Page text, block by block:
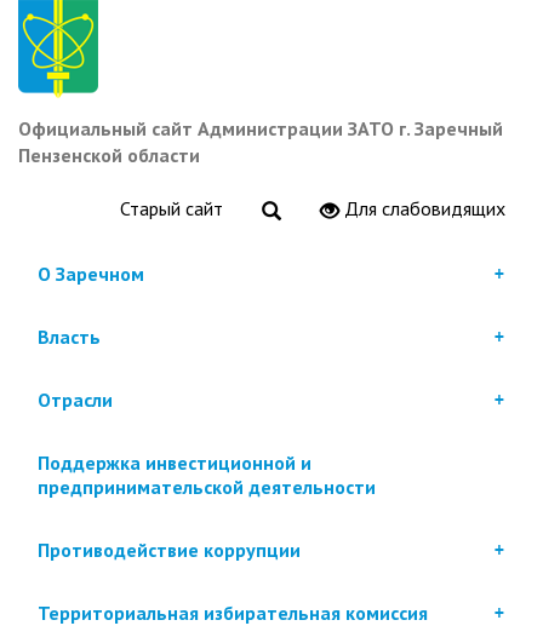
Перейти
основному
содержанию
Официальный сайт Администрации ЗАТО г. Заречный
Пензенской области
Старый сайт Для слабовидящих
О Заречном
Власть
Отрасли
Поддержка инвестиционной и
предпринимательской деятельности
Противодействие коррупции
Территориальная избирательная комиссия